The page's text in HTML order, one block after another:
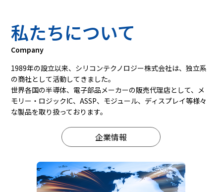
私たちについて
Company
1989年の設立以来、シリコンテクノロジー株式会社は、独立系
の商社として活動してきました。
世界各国の半導体、電子部品メーカーの販売代理店として、
メ
モリー・ロジックIC、ASSP、モジュール、ディスプレイ等様々
な製品を取り扱っております。
企業情報